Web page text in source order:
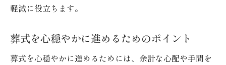
軽減に役立ちます。
葬式を心穏やかに進めるためのポイント
葬式を心穏やかに進めるためには、余計な心配や手間を